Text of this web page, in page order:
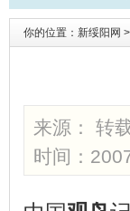
你的位置： 新绥阳网
来源： 转
时间：